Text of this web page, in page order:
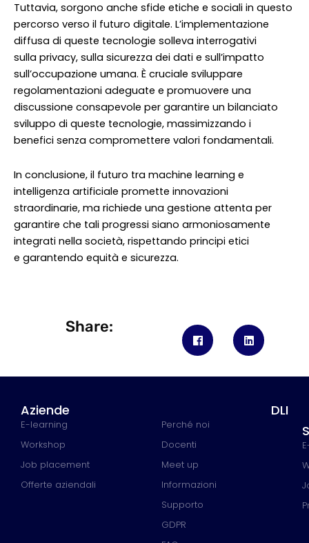
Tuttavia, sorgono anche sfide etiche e sociali in questo
percorso verso il futuro digitale. L’implementazione
diffusa di queste tecnologie solleva interrogativi
sulla privacy, sulla sicurezza dei dati e sull’impatto
sull’occupazione umana. È cruciale sviluppare
regolamentazioni adeguate e promuovere una
discussione consapevole per garantire un bilanciato
sviluppo di queste tecnologie, massimizzando i
benefici senza compromettere valori fondamentali.
In conclusione, il futuro tra machine learning e
intelligenza artificiale promette innovazioni
straordinarie, ma richiede una gestione attenta per
garantire che tali progressi siano armoniosamente
integrati nella società, rispettando principi etici
e garantendo equità e sicurezza.
Share:
Aziende
E-learning
Workshop
Job placement
Offerte aziendali
DLI
Perché noi
Docenti
Meet up
Informazioni
Supporto
GDPR